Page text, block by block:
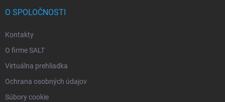
O SPOLOČNOSTI
Kontakty
O firme SALT
Virtuálna prehliadka
Ochrana osobných údajov
Súbory cookie